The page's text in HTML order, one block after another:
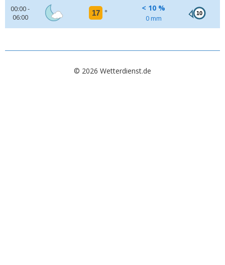
00:00 -
06:00
17 °
< 10 %
0 mm
10
© 2026 Wetterdienst.de